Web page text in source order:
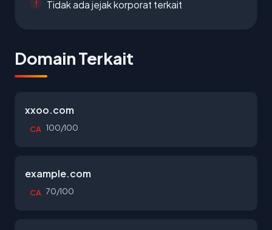
Tidak ada jejak korporat terkait
Domain Terkait
xxoo.com
CA 100/100
example.com
CA 70/100